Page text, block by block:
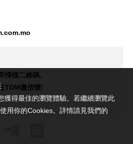
掃描二維碼,
TDM微信號!
獲得最佳的瀏覽體驗。若繼續瀏覽此
用你的Cookies。詳情請見我們的